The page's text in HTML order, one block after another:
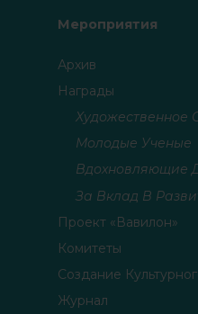
Мероприятия
Архив
Награды
Художественное
Молодые Ученые
Вдохновляющие
За Вклад В
Проект «Вавилон»
Комитеты
Создание
Журнал